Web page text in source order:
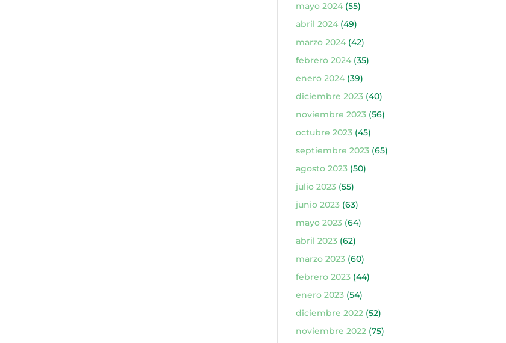
mayo 2024(55)
abril 2024(49)
marzo 2024(42)
febrero 2024(35)
enero 2024(39)
diciembre 2023(40)
noviembre 2023(56)
octubre 2023(45)
septiembre 2023(65)
agosto 2023(50)
julio 2023(55)
junio 2023(63)
mayo 2023(64)
abril 2023(62)
marzo 2023(60)
febrero 2023(44)
enero 2023(54)
diciembre 2022(52)
noviembre 2022(75)